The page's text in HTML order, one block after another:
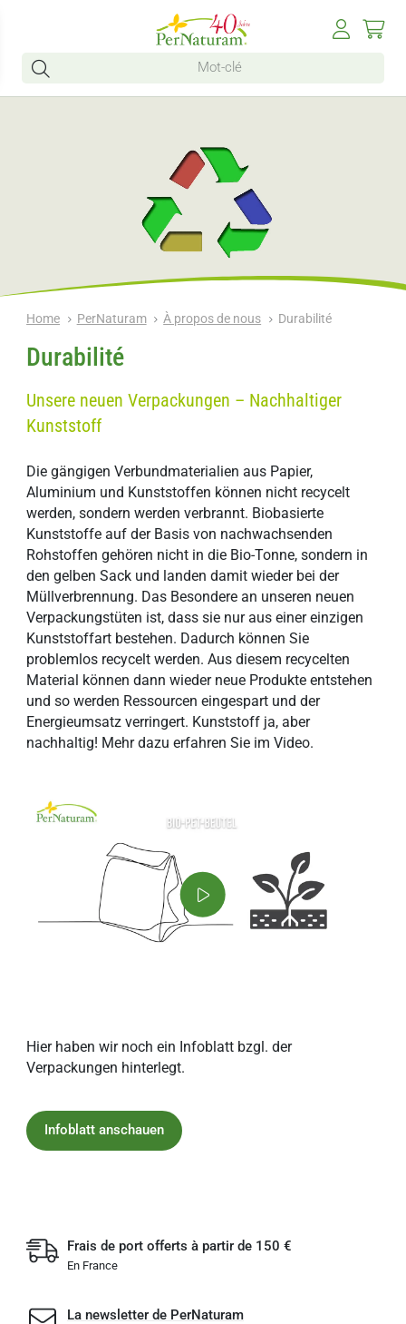
Home PerNaturam À propos de nous Durabilité
Durabilité
Unsere neuen Verpackungen – Nachhaltiger
Kunststoff
Die gängigen Verbundmaterialien aus Papier,
Aluminium und Kunststoffen können nicht recycelt
werden, sondern werden verbrannt. Biobasierte
Kunststoffe auf der Basis von nachwachsenden
Rohstoffen gehören nicht in die Bio-Tonne, sondern in
den gelben Sack und landen damit wieder bei der
Müllverbrennung. Das Besondere an unseren neuen
Verpackungstüten ist, dass sie nur aus einer einzigen
Kunststoffart bestehen. Dadurch können Sie
problemlos recycelt werden. Aus diesem recycelten
Material können dann wieder neue Produkte entstehen
und so werden Ressourcen eingespart und der
Energieumsatz verringert. Kunststoff ja, aber
nachhaltig! Mehr dazu erfahren Sie im Video.
Hier haben wir noch ein Infoblatt bzgl. der
Verpackungen hinterlegt.
Infoblatt anschauen
Frais de port offerts à partir de 150 €
En France
La newsletter de PerNaturam